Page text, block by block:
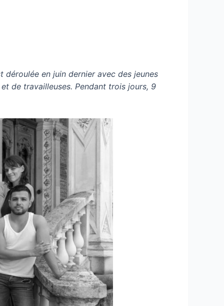
déroulée en juin dernier avec des jeunes
de travailleuses. Pendant trois jours, 9